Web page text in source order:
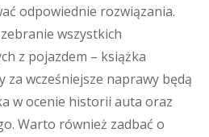
odpowiednie rozwiązania.
wszystkich
z pojazdem – książka
wcześniejsze naprawy będą
w ocenie historii auta oraz
Warto również zadbać o